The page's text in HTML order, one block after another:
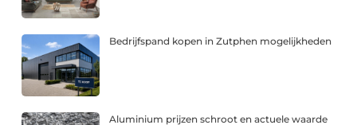
Bedrijfspand kopen in Zutphen mogelijkheden
Aluminium prijzen schroot en actuele waarde